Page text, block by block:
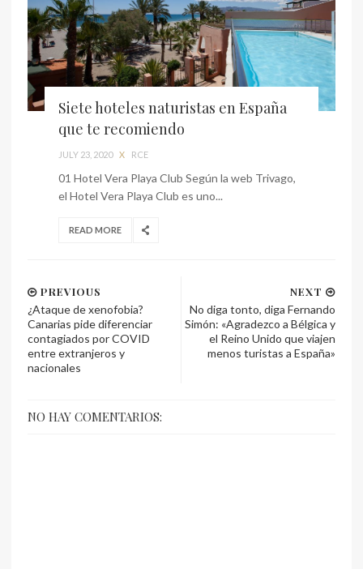
Siete hoteles naturistas en España
que te recomiendo
JULY 23, 2020 X RCE
01 Hotel Vera Playa Club Según la web Trivago,
el Hotel Vera Playa Club es uno...
READ MORE
NEXT
No diga tonto, diga Fernando
Simón: «Agradezco a Bélgica y
el Reino Unido que viajen
menos turistas a España»
PREVIOUS
¿Ataque de xenofobia?
Canarias pide diferenciar
contagiados por COVID
entre extranjeros y
nacionales
NO HAY COMENTARIOS: